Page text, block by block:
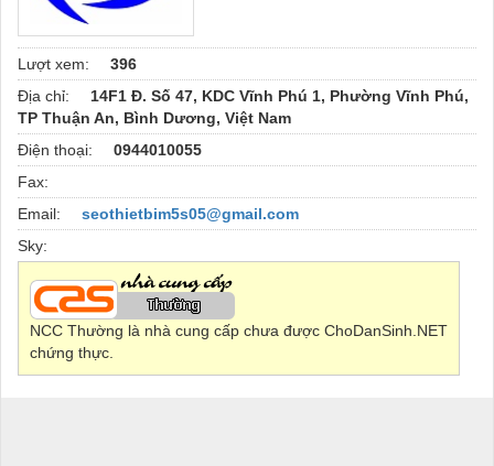
Lượt xem:
396
Địa chỉ:
14F1 Đ. Số 47, KDC Vĩnh Phú 1, Phường Vĩnh Phú,
TP Thuận An, Bình Dương, Việt Nam
Điện thoại:
0944010055
Fax:
Email:
seothietbim5s05@gmail.com
Sky:
NCC Thường là nhà cung cấp chưa được ChoDanSinh.NET
chứng thực.